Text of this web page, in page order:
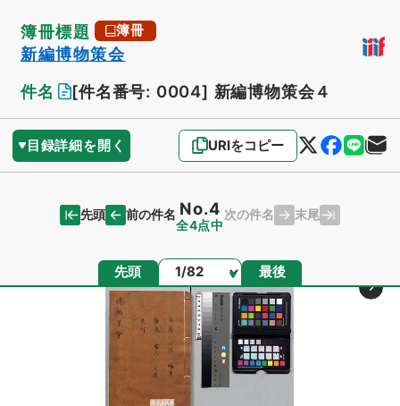
簿冊標題 簿冊
新編博物策会
件名
[件名番号: 0004] 新編博物策会４
目録詳細を開く URIをコピー
先頭 前の件名 No.4
全4点中
次の件名 末尾
先頭 ページ 最後